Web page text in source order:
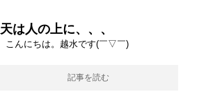
天は人の上に、、、
こんにちは。越水です(￣▽￣)ゞ
記事を読む